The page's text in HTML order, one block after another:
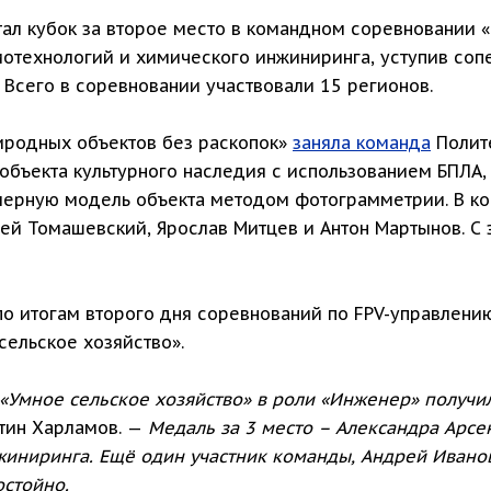
кубок за второе место в командном
и химического инжиниринга, уступив
в соревновании участвовали 15 регионов.
объектов без раскопок» заняла команда
культурного наследия с использованием
модель объекта методом фотограмметрии. В
Томашевский, Ярослав Митцев и Антон Мартынов. С
итогам второго дня соревнований по FPV-
хозяйство».
сельское хозяйство» в роли «Инженер»
Харламов. — Медаль за 3 место – Александра
Ещё один участник команды, Андрей